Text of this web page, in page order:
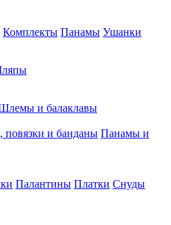
Комплекты Панамы Ушанки
и балаклавы
повязки и банданы Панамы и
Палантины Платки Снуды